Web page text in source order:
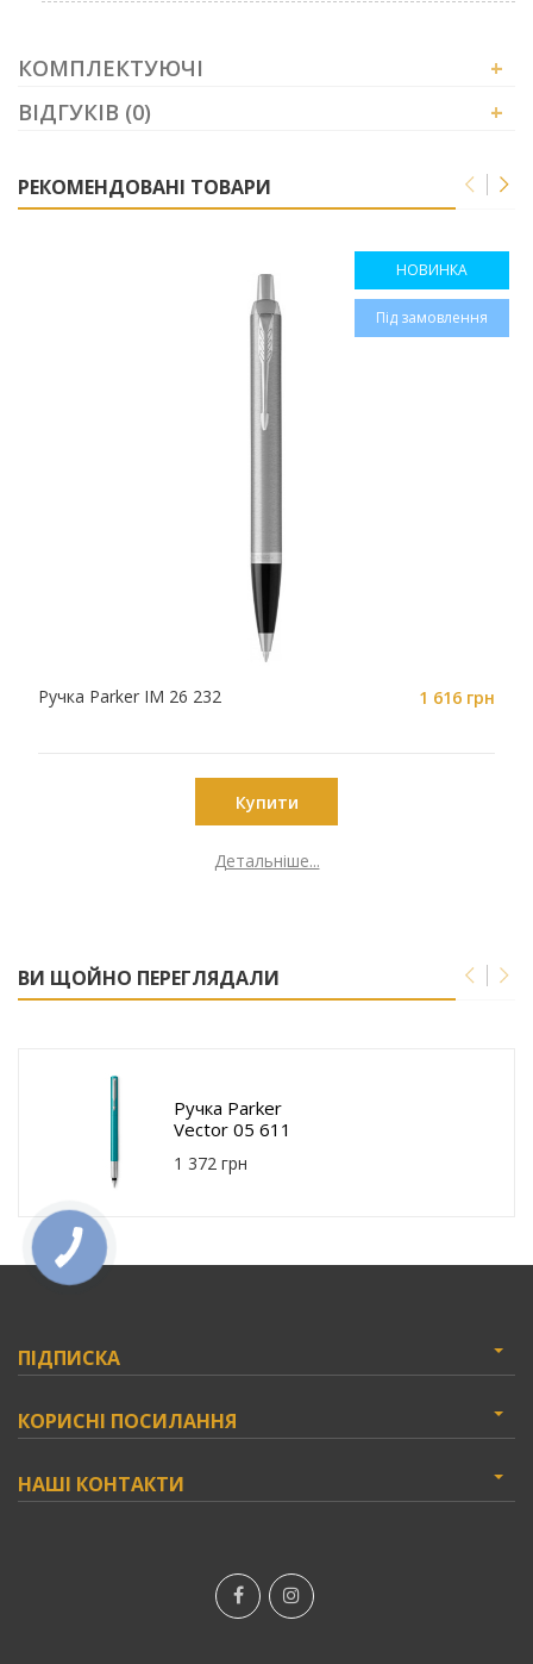
КОМПЛЕКТУЮЧІ
+
ВІДГУКІВ (0)
+
РЕКОМЕНДОВАНІ ТОВАРИ
НОВИНКА
Під замовлення
Ручка Parker IM 26 232 1 616 грн
Купити
Детальніше...
ВИ ЩОЙНО ПЕРЕГЛЯДАЛИ
Ручка Parker
Vector 05 611
1 372 грн
ПІДПИСКА
КОРИСНІ ПОСИЛАННЯ
НАШІ КОНТАКТИ